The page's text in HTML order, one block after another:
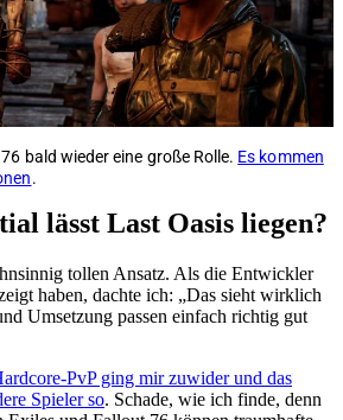
bald wieder eine große Rolle. Es kommen
.
lässt Last Oasis liegen?
tollen Ansatz. Als die Entwickler
haben, dachte ich: „Das sieht wirklich
Umsetzung passen einfach richtig gut
PvP ging mir zuwider und das
Spieler so. Schade, wie ich finde, denn